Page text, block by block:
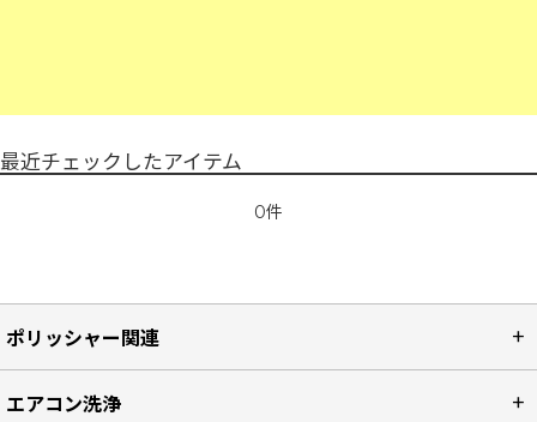
最近チェックしたアイテム
0件
ポリッシャー関連
エアコン洗浄